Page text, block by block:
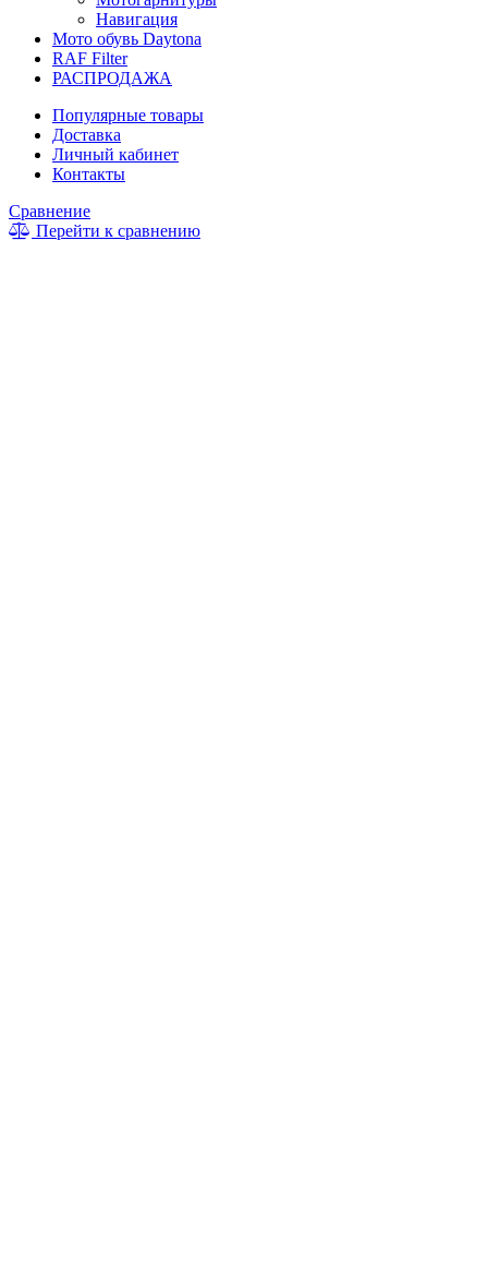
Навигация
Мото обувь Daytona
RAF Filter
РАСПРОДАЖА
Популярные товары
Доставка
Личный кабинет
Контакты
Сравнение
Перейти к сравнению